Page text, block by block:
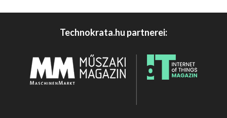
Technokrata.hu partnerei: